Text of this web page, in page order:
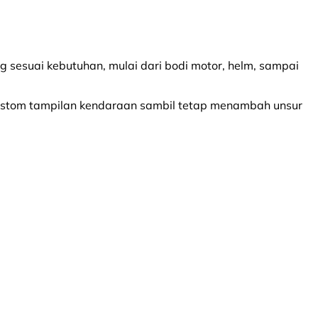
kebutuhan, mulai dari bodi motor, helm, sampai
tampilan kendaraan sambil tetap menambah unsur